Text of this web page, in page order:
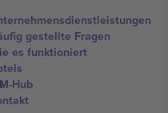
gestellte Fragen
es funktioniert
Hub